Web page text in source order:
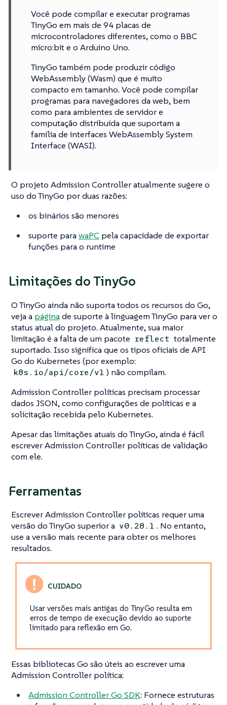
Você pode compilar e executar programas
TinyGo em mais de 94 placas de
microcontroladores diferentes, como o BBC
micro:bit e o Arduino Uno.
TinyGo também pode produzir código
WebAssembly (Wasm) que é muito
compacto em tamanho. Você pode compilar
programas para navegadores da web, bem
como para ambientes de servidor e
computação distribuída que suportam a
família de interfaces WebAssembly System
Interface (WASI).
O projeto Admission Controller atualmente sugere o
uso do TinyGo por duas razões:
os binários são menores
suporte para waPC pela capacidade de exportar
funções para o runtime
Limitações do TinyGo
O TinyGo ainda não suporta todos os recursos do Go,
veja a página de suporte à linguagem TinyGo para ver o
status atual do projeto. Atualmente, sua maior
limitação é a falta de um pacote reflect totalmente
suportado. Isso significa que os tipos oficiais de API
Go do Kubernetes (por exemplo:
k8s.io/api/core/v1 ) não compilam.
Admission Controller políticas precisam processar
dados JSON, como configurações de políticas e a
solicitação recebida pelo Kubernetes.
Apesar das limitações atuais do TinyGo, ainda é fácil
escrever Admission Controller políticas de validação
com ele.
Ferramentas
Escrever Admission Controller políticas requer uma
versão do TinyGo superior a v0.28.1 . No entanto,
use a versão mais recente para obter os melhores
resultados.
Usar versões mais antigas do TinyGo resulta em
erros de tempo de execução devido ao suporte
limitado para reflexão em Go.
Essas bibliotecas Go são úteis ao escrever uma
Admission Controller política:
Admission Controller Go SDK: Fornece estruturas